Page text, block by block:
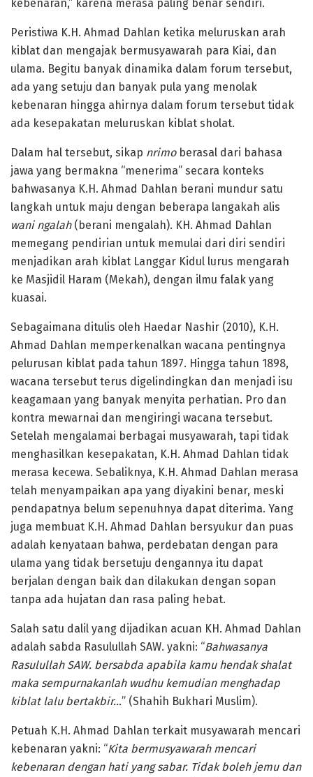
kebenaran,” karena merasa paling benar sendiri.
Peristiwa K.H. Ahmad Dahlan ketika meluruskan arah
kiblat dan mengajak bermusyawarah para Kiai, dan
ulama. Begitu banyak dinamika dalam forum tersebut,
ada yang setuju dan banyak pula yang menolak
kebenaran hingga ahirnya dalam forum tersebut tidak
ada kesepakatan meluruskan kiblat sholat.
Dalam hal tersebut, sikap nrimo berasal dari bahasa
jawa yang bermakna “menerima” secara konteks
bahwasanya K.H. Ahmad Dahlan berani mundur satu
langkah untuk maju dengan beberapa langakah alis
wani ngalah(berani mengalah). KH. Ahmad Dahlan
memegang pendirian untuk memulai dari diri sendiri
menjadikan arah kiblat Langgar Kidul lurus mengarah
ke Masjidil Haram (Mekah), dengan ilmu falak yang
kuasai.
Sebagaimana ditulis oleh Haedar Nashir (2010), K.H.
Ahmad Dahlan memperkenalkan wacana pentingnya
pelurusan kiblat pada tahun 1897. Hingga tahun 1898,
wacana tersebut terus digelindingkan dan menjadi isu
keagamaan yang banyak menyita perhatian. Pro dan
kontra mewarnai dan mengiringi wacana tersebut.
Setelah mengalamai berbagai musyawarah, tapi tidak
menghasilkan kesepakatan, K.H. Ahmad Dahlan tidak
merasa kecewa. Sebaliknya, K.H. Ahmad Dahlan merasa
telah menyampaikan apa yang diyakini benar, meski
pendapatnya belum sepenuhnya dapat diterima. Yang
juga membuat K.H. Ahmad Dahlan bersyukur dan puas
adalah kenyataan bahwa, perdebatan dengan para
ulama yang tidak bersetuju dengannya itu dapat
berjalan dengan baik dan dilakukan dengan sopan
tanpa ada hujatan dan rasa paling hebat.
Salah satu dalil yang dijadikan acuan KH. Ahmad Dahlan
adalah sabda Rasulullah SAW. yakni: “Bahwasanya
Rasulullah SAW. bersabda apabila kamu hendak shalat
maka sempurnakanlah wudhu kemudian menghadap
kiblat lalu bertakbir…” (Shahih Bukhari Muslim).
Petuah K.H. Ahmad Dahlan terkait musyawarah mencari
kebenaran yakni: “Kita bermusyawarah mencari
kebenaran dengan hati yang sabar. Tidak boleh jemu dan